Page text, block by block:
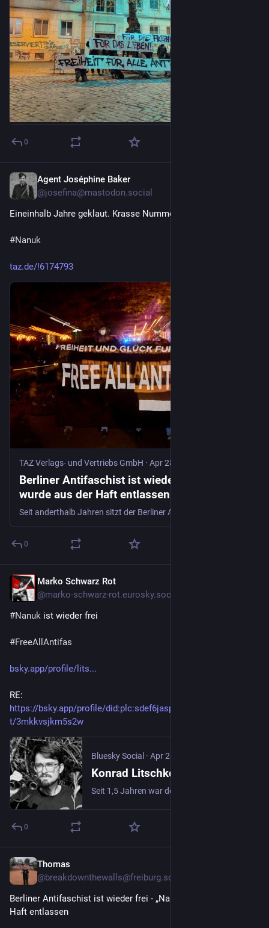
0
Agent Joséphine Baker
@josefina@mastodon.social
Eineinhalb Jahre geklaut. Krasse Nummer.
#Nanuk
taz.de/!6174793
TAZ Verlags- und Vertriebs GmbH · Apr 28
Berliner Antifaschist ist wieder frei: „Nanuk“
wurde aus der Haft entlassen
0
Marko Schwarz Rot
@marko-schwarz-rot.eurosky.social@bsky.brid.gy
#Nanuk ist wieder frei
#FreeAllAntifas
bsky.app/profile/lits...
https://bsky.app/profile/did:plc:sdef6jasplio2jg5glmmqxej/pos
t/3mkkvsjkm5s2w
Bluesky Social · Apr 28
0
Thomas
@breakdownthewalls@freiburg.social
Berliner Antifaschist ist wieder frei - „Nanuk“ wurde aus der
Haft entlassen